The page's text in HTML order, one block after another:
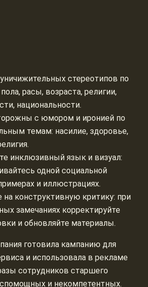
стереотипов по
расы, возраста, религии,
национальности.
с юмором и иронией по
темам: насилие, здоровье,
инклюзивный язык и визуал:
одной социальной
и иллюстрациях.
на конструктивную критику: при
замечаниях корректируйте
и обновляйте материалы.
готовила кампанию для
и использовала в рекламе
сотрудников старшего
и некомпетентных.